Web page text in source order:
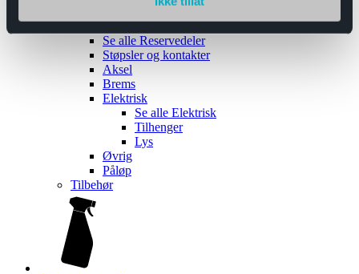
Reservedeler
Se alle Reservedeler
Støpsler og kontakter
Aksel
Brems
Elektrisk
Se alle Elektrisk
Tilhenger
Lys
Øvrig
Påløp
Tilbehør